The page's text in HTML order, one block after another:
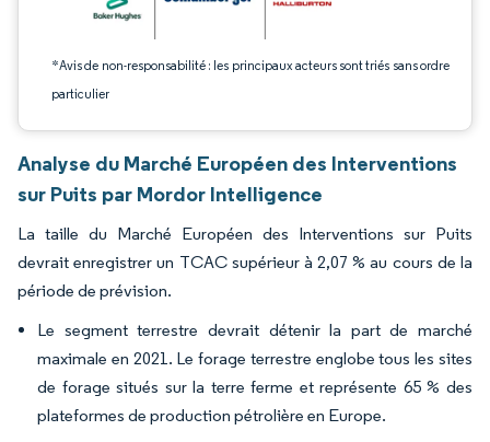
*Avis de non-responsabilité : les principaux acteurs sont triés sans ordre
particulier
Analyse du Marché Européen des Interventions
sur Puits par Mordor Intelligence
La taille du Marché Européen des Interventions sur Puits
devrait enregistrer un TCAC supérieur à 2,07 % au cours de la
période de prévision.
Le segment terrestre devrait détenir la part de marché
maximale en 2021. Le forage terrestre englobe tous les sites
de forage situés sur la terre ferme et représente 65 % des
plateformes de production pétrolière en Europe.